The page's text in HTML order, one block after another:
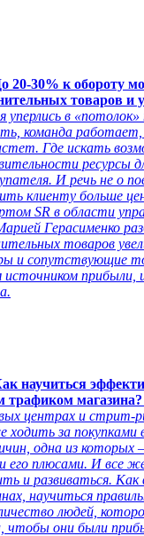
20-30% к обороту
товаров и
уперлись в
команда работает,
Где искать
ресурсы
И речь не о
клиенту больше
SR в области
Герасименко
товаров
и сопутствующие
прибыли,
научиться
трафиком магазина?
центрах и стрит-
за покупками
одна из которых
его плюсами. И все
и развиваться. Как
научиться
людей,
чтобы они были